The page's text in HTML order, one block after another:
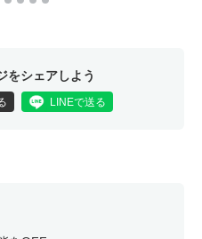
をシェアしよう
LINEで送る